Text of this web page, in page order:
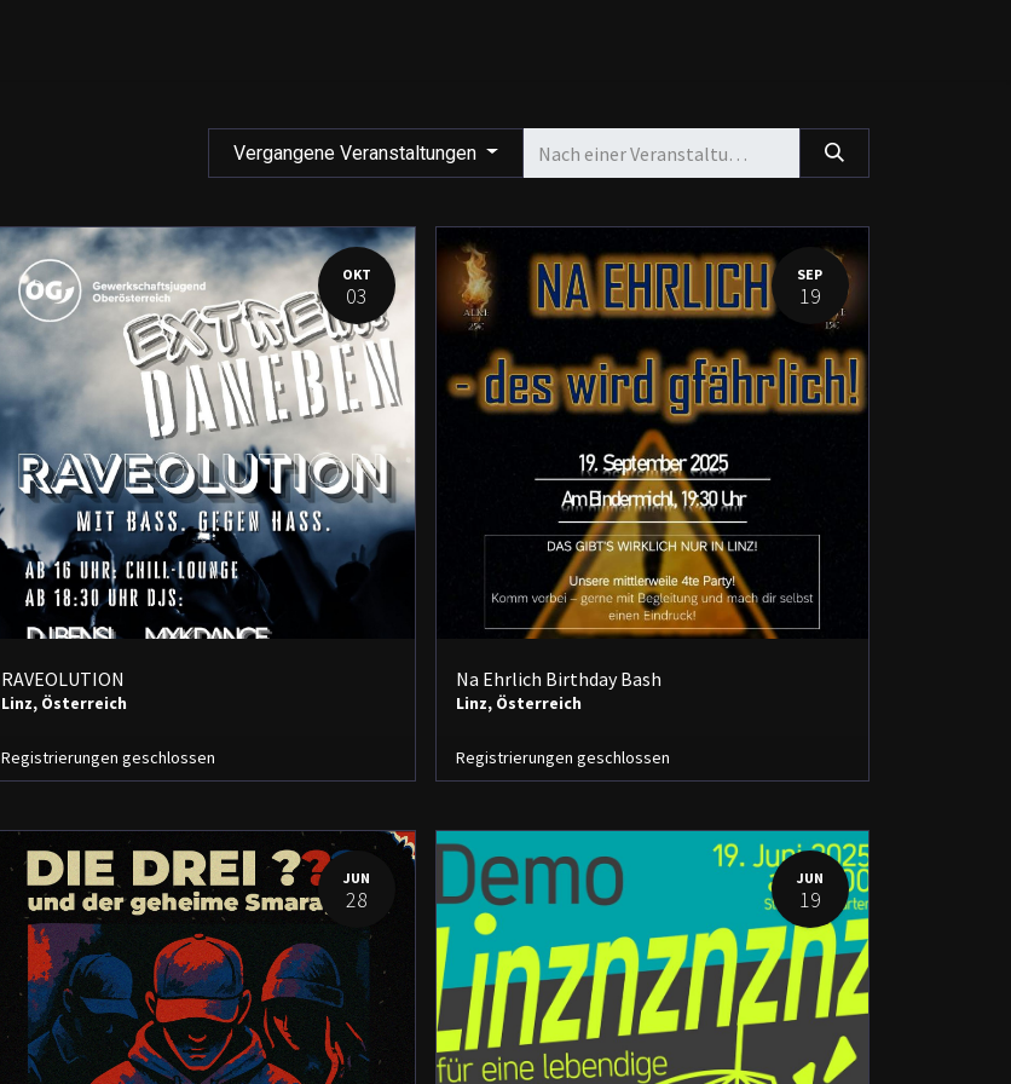
Vergangene Veranstaltungen
OKT
03
RAVEOLUTION
Linz, Österreich
Registrierungen geschlossen
SEP
19
Na Ehrlich Birthday Bash
Linz, Österreich
Registrierungen geschlossen
JUN
28
JUN
19